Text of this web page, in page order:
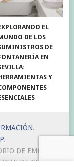
EL
DE LOS
DE
EN
Y
.
.
DE EMPRESAS
DE COOKIES